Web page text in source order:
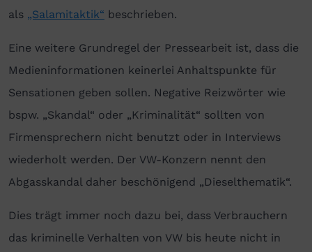
als „Salamitaktik“ beschrieben.
Eine weitere Grundregel der Pressearbeit ist, dass die
Medieninformationen keinerlei Anhaltspunkte für
Sensationen geben sollen. Negative Reizwörter wie
bspw. „Skandal“ oder „Kriminalität“ sollten von
Firmensprechern nicht benutzt oder in Interviews
wiederholt werden. Der VW-Konzern nennt den
Abgasskandal daher beschönigend „Dieselthematik“.
Dies trägt immer noch dazu bei, dass Verbrauchern
das kriminelle Verhalten von VW bis heute nicht in